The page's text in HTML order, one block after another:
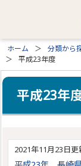
ホーム 分類から
平成23年度
平成23年
2021年11月23日更